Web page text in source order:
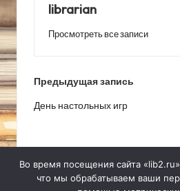
librarian
Просмотреть все записи
Навигация
по
Предыдущая запись
День настольных игр
Во время посещения сайта
что мы обрабатываем ваши